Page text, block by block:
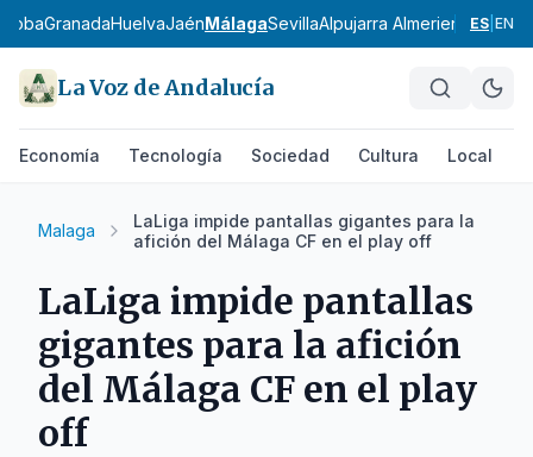
GranadaHuelvaJaénMálagaSevillaAlpujarra AlmerienseLos
ES EN
La Voz de Andalucía
Economía Tecnología Sociedad Cultura Local
Malaga
LaLiga impide pantallas gigantes para la
afición del Málaga CF en el play off
LaLiga impide pantallas
gigantes para la afición
del Málaga CF en el play
off